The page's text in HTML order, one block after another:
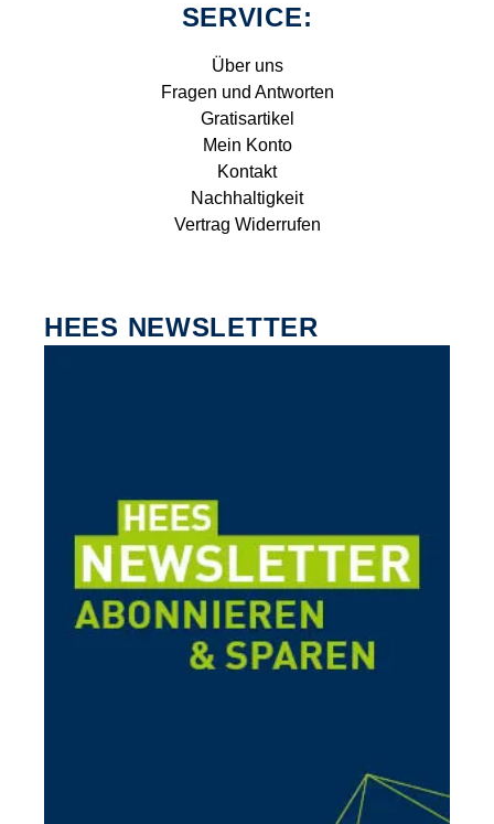
SERVICE:
Über uns
Fragen und Antworten
Gratisartikel
Mein Konto
Kontakt
Nachhaltigkeit
Vertrag Widerrufen
HEES NEWSLETTER